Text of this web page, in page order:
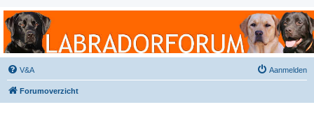
Labradorforum
Het gezelligste Labradorforum van Nederland en België!
V&A Aanmelden
Forumoverzicht